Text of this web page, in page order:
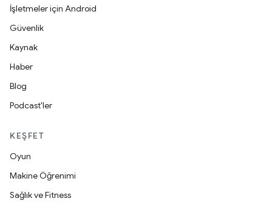
İşletmeler için Android
Güvenlik
Kaynak
Haber
Blog
Podcast'ler
KEŞFET
Oyun
Makine Öğrenimi
Sağlık ve Fitness